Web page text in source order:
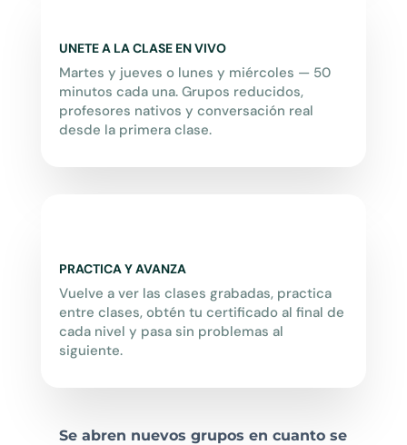
UNETE A LA CLASE EN VIVO
Martes y jueves o lunes y miércoles — 50
minutos cada una. Grupos reducidos,
profesores nativos y conversación real
desde la primera clase.
PRACTICA Y AVANZA
Vuelve a ver las clases grabadas, practica
entre clases, obtén tu certificado al final de
cada nivel y pasa sin problemas al
siguiente.
Se abren nuevos grupos en cuanto se